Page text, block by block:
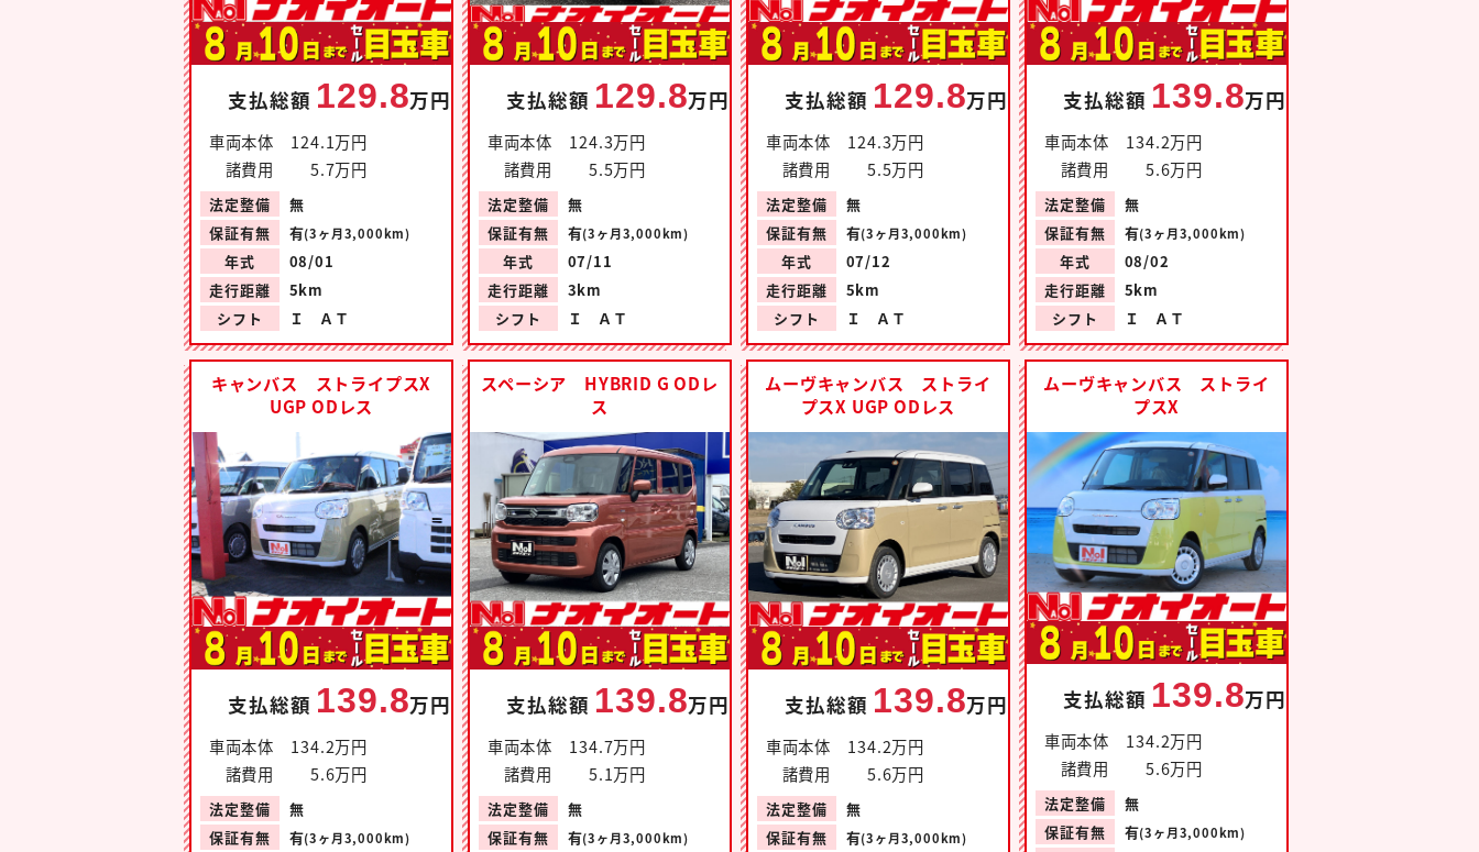
支払総額 129.8万円
車両本体
124.1万円
諸費用
5.7万円
法定整備
無
保証有無
有(3ヶ月3,000km)
年式
08/01
走行距離
5km
シフト
Ｉ ＡＴ
支払総額 129.8万円
車両本体
124.3万円
諸費用
5.5万円
法定整備
無
保証有無
有(3ヶ月3,000km)
年式
07/11
走行距離
3km
シフト
Ｉ ＡＴ
支払総額 129.8万円
車両本体
124.3万円
諸費用
5.5万円
法定整備
無
保証有無
有(3ヶ月3,000km)
年式
07/12
走行距離
5km
シフト
Ｉ ＡＴ
支払総額 139.8万円
車両本体
134.2万円
諸費用
5.6万円
法定整備
無
保証有無
有(3ヶ月3,000km)
年式
08/02
走行距離
5km
シフト
Ｉ ＡＴ
キャンバス ストライプスX
UGP ODレス
支払総額 139.8万円
車両本体
134.2万円
諸費用
5.6万円
法定整備
無
保証有無
有(3ヶ月3,000km)
スペーシア HYBRID G ODレ
ス
支払総額 139.8万円
車両本体
134.7万円
諸費用
5.1万円
法定整備
無
保証有無
有(3ヶ月3,000km)
ムーヴキャンバス ストライ
プスX UGP ODレス
支払総額 139.8万円
車両本体
134.2万円
諸費用
5.6万円
法定整備
無
保証有無
有(3ヶ月3,000km)
ムーヴキャンバス ストライ
プスX
支払総額 139.8万円
車両本体
134.2万円
諸費用
5.6万円
法定整備
無
保証有無
有(3ヶ月3,000km)